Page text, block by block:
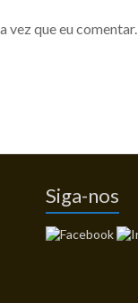
vez que eu comentar.
Siga-nos